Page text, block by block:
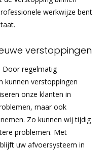
werkwijze bent
verstoppingen
Door regelmatig
kunnen verstoppingen
onze klanten in
maar ook
Zo kunnen wij tijdig
problemen. Met
uw afvoersysteem in